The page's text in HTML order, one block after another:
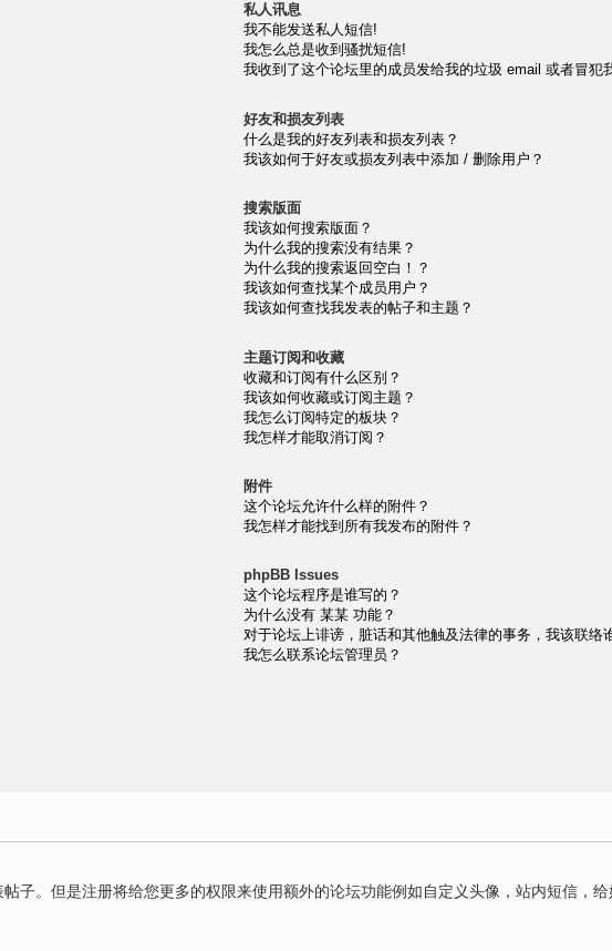
私人讯息
我不能发送私人短信!
我怎么总是收到骚扰短信!
我收到了这个论坛里的成员发给我的垃圾 email 或者冒犯
好友和损友列表
什么是我的好友列表和损友列表？
我该如何于好友或损友列表中添加 / 删除用户？
搜索版面
我该如何搜索版面？
为什么我的搜索没有结果？
为什么我的搜索返回空白！？
我该如何查找某个成员用户？
我该如何查找我发表的帖子和主题？
主题订阅和收藏
收藏和订阅有什么区别？
我该如何收藏或订阅主题？
我怎么订阅特定的板块？
我怎样才能取消订阅？
附件
这个论坛允许什么样的附件？
我怎样才能找到所有我发布的附件？
phpBB Issues
这个论坛程序是谁写的？
为什么没有 某某 功能？
对于论坛上诽谤，脏话和其他触及法律的事务，我该联络
我怎么联系论坛管理员？
子。但是注册将给您更多的权限来使用额外的论坛功能例如自定义头像，站内短信，